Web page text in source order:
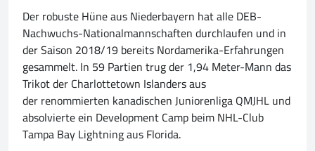
Der robuste Hüne aus Niederbayern hat alle DEB-
Nachwuchs-Nationalmannschaften durchlaufen und in
der Saison 2018/19 bereits Nordamerika-Erfahrungen
gesammelt. In 59 Partien trug der 1,94 Meter-Mann das
Trikot der Charlottetown Islanders aus
der renommierten kanadischen Juniorenliga QMJHL und
absolvierte ein Development Camp beim NHL-Club
Tampa Bay Lightning aus Florida.